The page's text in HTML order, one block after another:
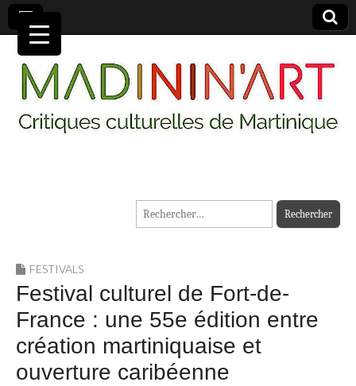
MADININ'ART
Rechercher :
FESTIVALS
Festival culturel de Fort-de-
France : une 55e édition entre
création martiniquaise et
ouverture caribéenne